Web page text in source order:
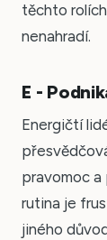
těchto
nenahradí.
E -
Energičtí
pravomoc a
rutina je
jiného